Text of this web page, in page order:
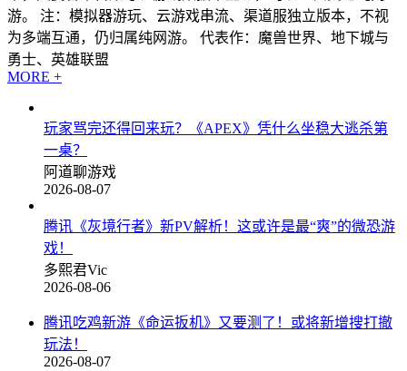
游。 注：模拟器游玩、云游戏串流、渠道服独立版本，不视
为多端互通，仍归属纯网游。 代表作：魔兽世界、地下城与
勇士、英雄联盟
MORE +
玩家骂完还得回来玩？《APEX》凭什么坐稳大逃杀第
一桌？
阿道聊游戏
2026-08-07
腾讯《灰境行者》新PV解析！这或许是最“爽”的微恐游
戏！
多熙君Vic
2026-08-06
腾讯吃鸡新游《命运扳机》又要测了！或将新增搜打撤
玩法！
2026-08-07